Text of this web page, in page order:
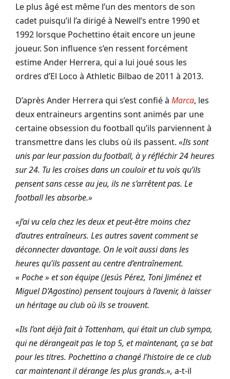
Le plus âgé est même l’un des mentors de son
cadet puisqu’il l’a dirigé à Newell’s entre 1990 et
1992 lorsque Pochettino était encore un jeune
joueur. Son influence s’en ressent forcément
estime Ander Herrera, qui a lui joué sous les
ordres d’El Loco à Athletic Bilbao de 2011 à 2013.
D’après Ander Herrera qui s’est confié à Marca, les
deux entraineurs argentins sont animés par une
certaine obsession du football qu’ils parviennent à
transmettre dans les clubs où ils passent. «Ils sont
unis par leur passion du football, à y réfléchir 24 heures
sur 24. Tu les croises dans un couloir et tu vois qu’ils
pensent sans cesse au jeu, ils ne s’arrêtent pas. Le
football les absorbe.»
«J’ai vu cela chez les deux et peut-être moins chez
d’autres entraîneurs. Les autres savent comment se
déconnecter davantage. On le voit aussi dans les
heures qu’ils passent au centre d’entraînement.
« Poche » et son équipe (Jesús Pérez, Toni Jiménez et
Miguel D’Agostino) pensent toujours à l’avenir, à laisser
un héritage au club où ils se trouvent.
«Ils l’ont déjà fait à Tottenham, qui était un club sympa,
qui ne dérangeait pas le top 5, et maintenant, ça se bat
pour les titres. Pochettino a changé l’histoire de ce club
car maintenant il dérange les plus grands.», a-t-il